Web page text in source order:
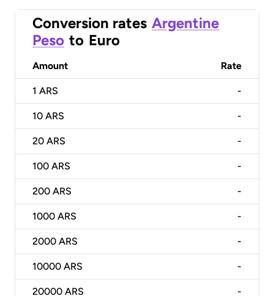
Conversion rates Argentine
Peso to Euro
Amount Rate
1 ARS -
10 ARS -
20 ARS -
100 ARS -
200 ARS -
1000 ARS -
2000 ARS -
10000 ARS -
20000 ARS -